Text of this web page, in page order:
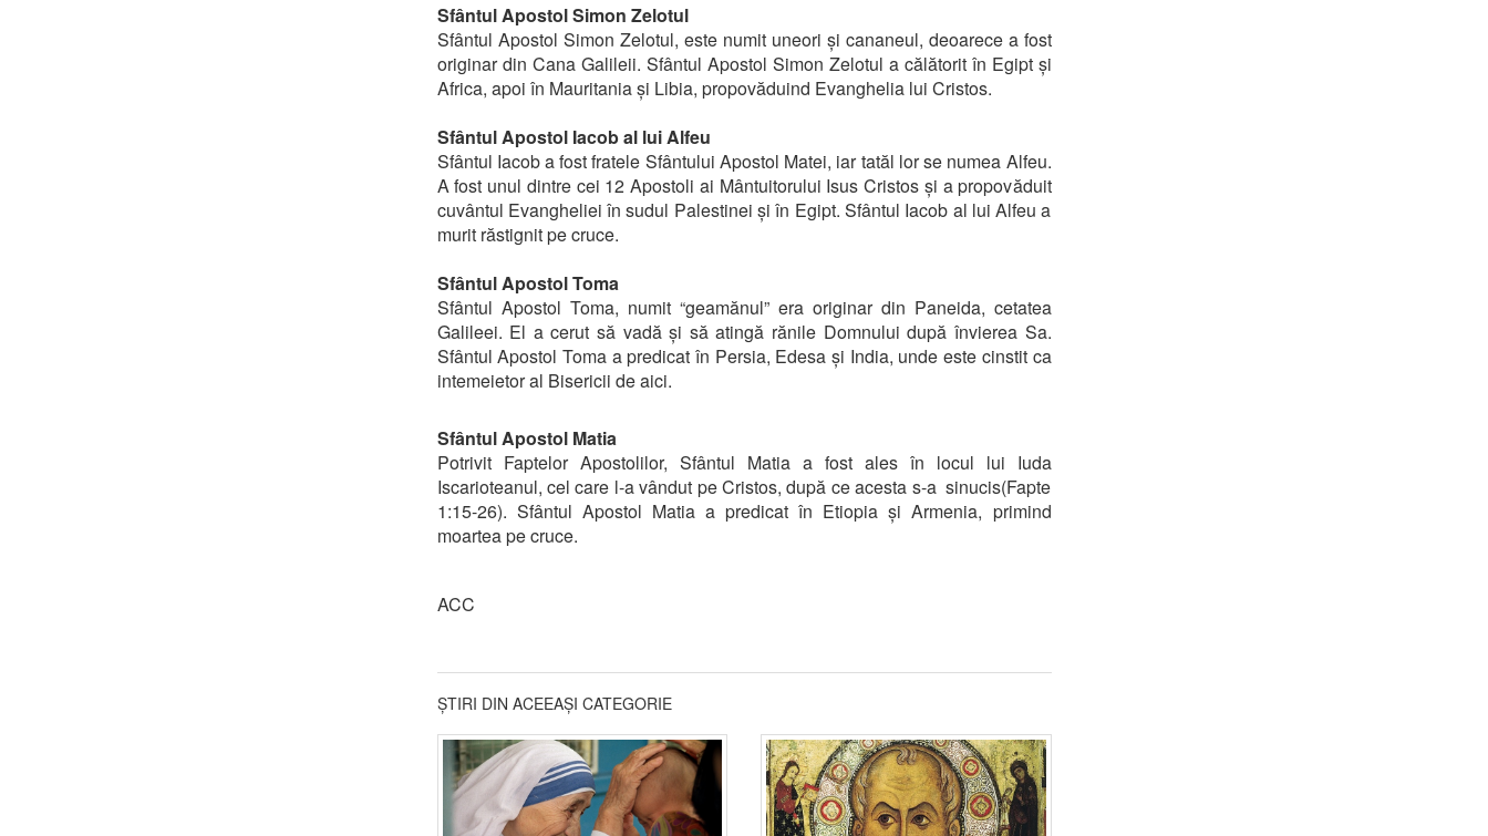
Sfântul Apostol Simon Zelotul
Sfântul Apostol Simon Zelotul, este numit uneori și cananeul, deoarece a fost
originar din Cana Galileii. Sfântul Apostol Simon Zelotul a călătorit în Egipt și
Africa, apoi în Mauritania și Libia, propovăduind Evanghelia lui Cristos.
Sfântul Apostol Iacob al lui Alfeu
Sfântul Iacob a fost fratele Sfântului Apostol Matei, iar tatăl lor se numea Alfeu.
A fost unul dintre cei 12 Apostoli ai Mântuitorului Isus Cristos și a propovăduit
cuvântul Evangheliei în sudul Palestinei și în Egipt. Sfântul Iacob al lui Alfeu a
murit răstignit pe cruce.
Sfântul Apostol Toma
Sfântul Apostol Toma, numit “geamănul” era originar din Paneida, cetatea
Galileei. El a cerut să vadă și să atingă rănile Domnului după învierea Sa.
Sfântul Apostol Toma a predicat în Persia, Edesa și India, unde este cinstit ca
intemeietor al Bisericii de aici.
Sfântul Apostol Matia
Potrivit Faptelor Apostolilor, Sfântul Matia a fost ales în locul lui Iuda
Iscarioteanul, cel care l-a vândut pe Cristos, după ce acesta s-a sinucis(Fapte
1:15-26). Sfântul Apostol Matia a predicat în Etiopia și Armenia, primind
moartea pe cruce.
ACC
ȘTIRI DIN ACEEAȘI CATEGORIE